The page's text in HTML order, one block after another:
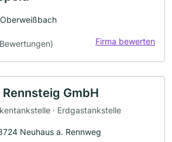
Firma bewerten
GmbH
· Erdgastankstelle
Neuhaus a. Rennweg